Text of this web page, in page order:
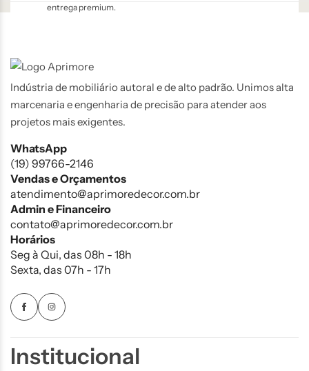
entrega premium.
Indústria de mobiliário autoral e de alto padrão. Unimos alta
marcenaria e engenharia de precisão para atender aos
projetos mais exigentes.
WhatsApp
(19) 99766-2146
Vendas e Orçamentos
atendimento@aprimoredecor.com.br
Admin e Financeiro
contato@aprimoredecor.com.br
Horários
Seg à Qui, das 08h - 18h
Sexta, das 07h - 17h
Institucional